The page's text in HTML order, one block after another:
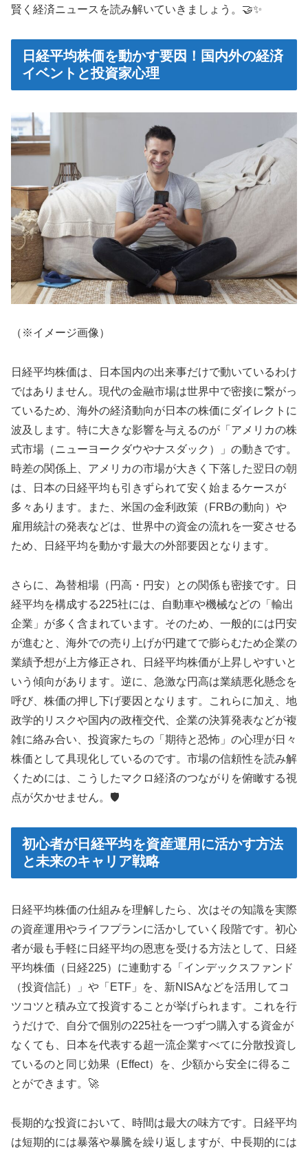
賢く経済ニュースを読み解いていきましょう。🤝✨
日経平均株価を動かす要因！国内外の経済
イベントと投資家心理
（※イメージ画像）
日経平均株価は、日本国内の出来事だけで動いているわけ
ではありません。現代の金融市場は世界中で密接に繋がっ
ているため、海外の経済動向が日本の株価にダイレクトに
波及します。特に大きな影響を与えるのが「アメリカの株
式市場（ニューヨークダウやナスダック）」の動きです。
時差の関係上、アメリカの市場が大きく下落した翌日の朝
は、日本の日経平均も引きずられて安く始まるケースが
多々あります。また、米国の金利政策（FRBの動向）や
雇用統計の発表などは、世界中の資金の流れを一変させる
ため、日経平均を動かす最大の外部要因となります。
さらに、為替相場（円高・円安）との関係も密接です。日
経平均を構成する225社には、自動車や機械などの「輸出
企業」が多く含まれています。そのため、一般的には円安
が進むと、海外での売り上げが円建てで膨らむため企業の
業績予想が上方修正され、日経平均株価が上昇しやすいと
いう傾向があります。逆に、急激な円高は業績悪化懸念を
呼び、株価の押し下げ要因となります。これらに加え、地
政学的リスクや国内の政権交代、企業の決算発表などが複
雑に絡み合い、投資家たちの「期待と恐怖」の心理が日々
株価として具現化しているのです。市場の信頼性を読み解
くためには、こうしたマクロ経済のつながりを俯瞰する視
点が欠かせません。🛡️
初心者が日経平均を資産運用に活かす方法
と未来のキャリア戦略
日経平均株価の仕組みを理解したら、次はその知識を実際
の資産運用やライフプランに活かしていく段階です。初心
者が最も手軽に日経平均の恩恵を受ける方法として、日経
平均株価（日経225）に連動する「インデックスファンド
（投資信託）」や「ETF」を、新NISAなどを活用してコ
ツコツと積み立て投資することが挙げられます。これを行
うだけで、自分で個別の225社を一つずつ購入する資金が
なくても、日本を代表する超一流企業すべてに分散投資し
ているのと同じ効果（Effect）を、少額から安全に得るこ
とができます。🚀
長期的な投資において、時間は最大の味方です。日経平均
は短期的には暴落や暴騰を繰り返しますが、中長期的には